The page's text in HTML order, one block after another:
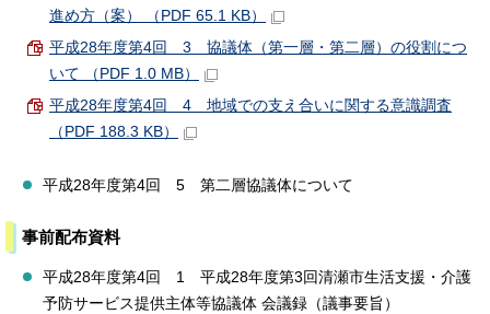
進め方（案） （PDF 65.1 KB）
平成28年度第4回 3 協議体（第一層・第二層）の役割につ
いて （PDF 1.0 MB）
平成28年度第4回 4 地域での支え合いに関する意識調査
（PDF 188.3 KB）
平成28年度第4回 5 第二層協議体について
事前配布資料
平成28年度第4回 1 平成28年度第3回清瀬市生活支援・介護
予防サービス提供主体等協議体 会議録（議事要旨）